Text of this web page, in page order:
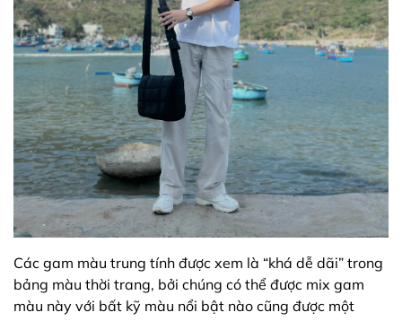
Các gam màu trung tính được xem là “khá dễ dãi” trong
bảng màu thời trang, bởi chúng có thể được mix gam
màu này với bất kỹ màu nổi bật nào cũng được một